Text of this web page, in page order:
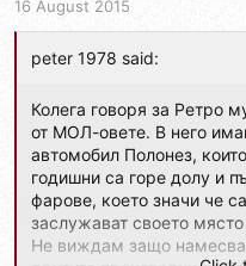
16 August 2015
peter 1978 said:
Колега говоря за Ретро
от МОЛ-овете. В него
автомобил Полонез,
годишни са горе долу и
фарове, което значи че
заслужават своето
Не виждам защо